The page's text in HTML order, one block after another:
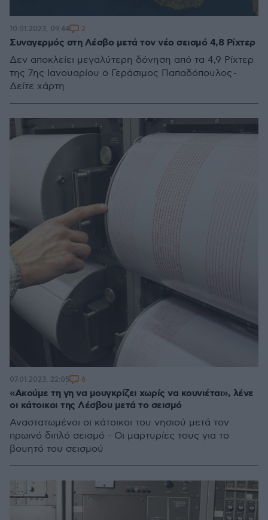
Συναγερμός στη Λέσβο μετά τον νέο σεισμό 4,8 Ρίχτερ
Δεν αποκλείει μεγαλύτερη δόνηση από τα 4,9 Ρίχτερ
της 7ης Ιανουαρίου ο Γεράσιμος Παπαδόπουλος -
Δείτε χάρτη
10.01.2023, 09:44 2
«Ακούμε τη γη να μουγκρίζει χωρίς να κουνιέται», λένε
οι κάτοικοι της Λέσβου μετά το σεισμό
Αναστατωμένοι οι κάτοικοι του νησιού μετά τον
πρωινό διπλό σεισμό - Οι μαρτυρίες τους για το
βουητό του σεισμού
07.01.2023, 22:05 6